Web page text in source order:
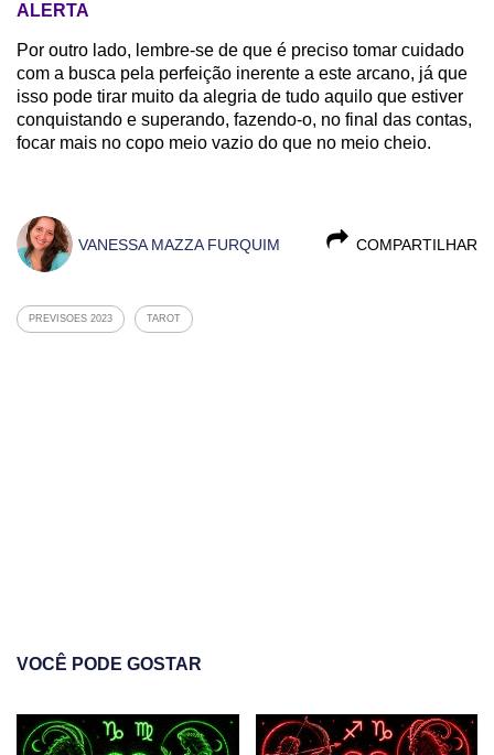
ALERTA
Por outro lado, lembre-se de que é preciso tomar cuidado
com a busca pela perfeição inerente a este arcano, já que
isso pode tirar muito da alegria de tudo aquilo que estiver
conquistando e superando, fazendo-o, no final das contas,
focar mais no copo meio vazio do que no meio cheio.
COMPARTILHAR
VANESSA MAZZA FURQUIM
PREVISOES 2023 TAROT
VOCÊ PODE GOSTAR